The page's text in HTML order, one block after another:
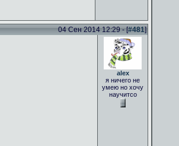
04 Сен 2014 12:29 - [#481]
alex
я ничего не
умею но хочу
научитсо